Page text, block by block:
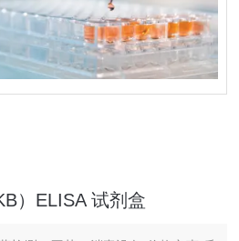
）ELISA 试剂盒